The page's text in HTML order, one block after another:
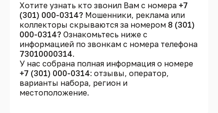
Хотите узнать кто звонил Вам с номера +7
(301) 000-0314? Мошенники, реклама или
коллекторы скрываются за номером 8 (301)
000-0314? Ознакомьтесь ниже с
информацией по звонкам с номера телефона
73010000314.
У нас собрана полная информация о номере
+7 (301) 000-0314: отзывы, оператор,
варианты набора, регион и
местоположение.